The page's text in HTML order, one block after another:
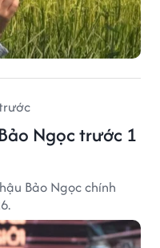
Ngọc trước 1
Bảo Ngọc chính